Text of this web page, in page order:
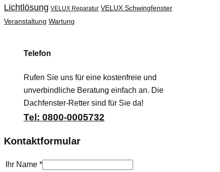
Lichtlösung VELUX Reparatur VELUX Schwingfenster
Veranstaltung Wartung
Telefon
Rufen Sie uns für eine kostenfreie und
unverbindliche Beratung einfach an. Die
Dachfenster-Retter sind für Sie da!
Tel: 0800-0005732
Kontaktformular
Ihr Name *